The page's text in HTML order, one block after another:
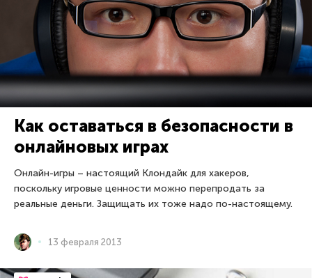
Как оставаться в безопасности в
онлайновых играх
Онлайн-игры – настоящий Клондайк для хакеров,
поскольку игровые ценности можно перепродать за
реальные деньги. Защищать их тоже надо по-настоящему.
13 февраля 2013